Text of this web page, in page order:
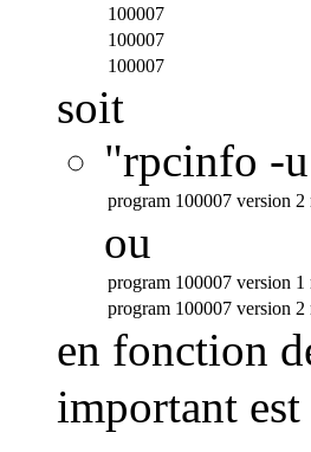
100007
100007
100007
soit
"rpcinfo -
program 100007 version
ou
program 100007 version
program 100007 version
en fonction
important